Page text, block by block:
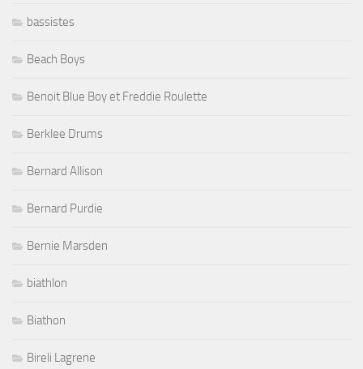
bassistes
Beach Boys
Benoit Blue Boy et Freddie Roulette
Berklee Drums
Bernard Allison
Bernard Purdie
Bernie Marsden
biathlon
Biathon
Bireli Lagrene